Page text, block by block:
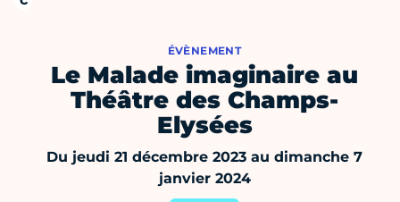
ÉVÈNEMENT
Le Malade imaginaire au
Théâtre des Champs-
Elysées
Du jeudi 21 décembre 2023 au dimanche 7
janvier 2024